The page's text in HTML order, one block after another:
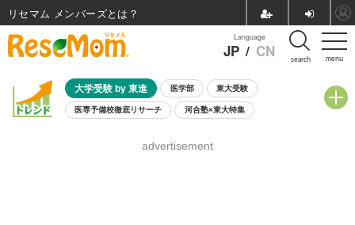
menu
Language
JP / CN search
大学受験 by 東進 医学部 東大受験
医専予備校徹底リサーチ 河合塾×東大特集
8月開催学校説明会・相談会
advertisement
リセマム メンバーズ